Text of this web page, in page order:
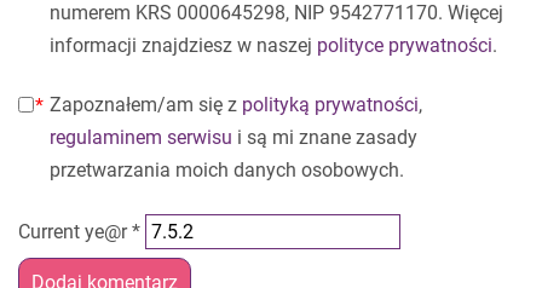
numerem KRS 0000645298, NIP 9542771170. Więcej
informacji znajdziesz w naszej polityce prywatności.
Zapoznałem/am się z polityką prywatności,
regulaminem serwisu i są mi znane zasady
przetwarzania moich danych osobowych.
Current ye@r*